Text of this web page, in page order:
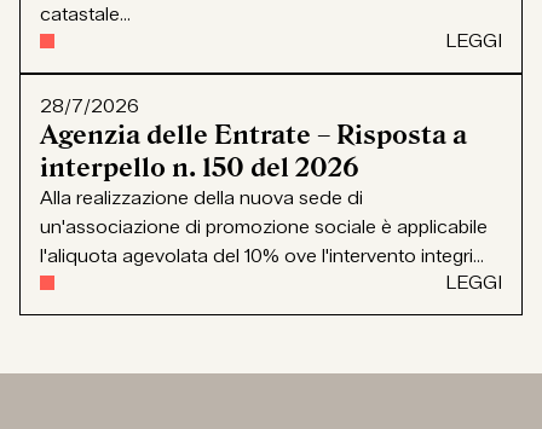
catastale...
LEGGI
28/7/2026
Agenzia delle Entrate – Risposta a
interpello n. 150 del 2026
Alla realizzazione della nuova sede di
un'associazione di promozione sociale è applicabile
l'aliquota agevolata del 10% ove l'intervento integri...
LEGGI